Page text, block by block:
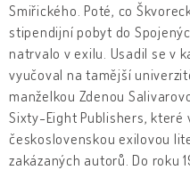
Smiřického. Poté, co
stipendijní pobyt do
natrvalo v exilu. Usadil se v
vyučoval na tamější
manželkou Zdenou
Sixty-Eight Publishers, které
československou exilovou
zakázaných autorů. Do roku